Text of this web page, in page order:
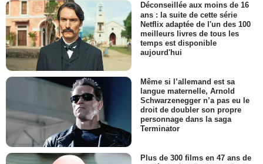
Déconseillée aux moins de 16
ans : la suite de cette série
Netflix adaptée de l'un des 100
meilleurs livres de tous les
temps est disponible
aujourd'hui
Même si l’allemand est sa
langue maternelle, Arnold
Schwarzenegger n’a pas eu le
droit de doubler son propre
personnage dans la saga
Terminator
Plus de 300 films en 47 ans de